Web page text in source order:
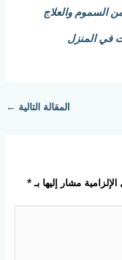
السموم والعلاج
في المنزل
المقالة التالية ←
مشار إليها بـ*